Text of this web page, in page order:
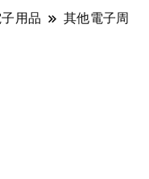
用品
其他電子周